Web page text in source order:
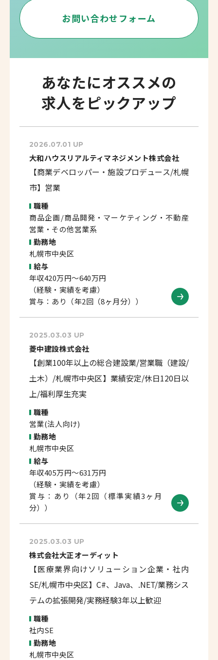
お問い合わせフォーム
あなたにオススメの
求人をピックアップ
2026.07.01 UP
大和ハウスリアルティマネジメント株式会社
【商業デベロッパー・施設プロデュース/札幌
市】営業
職種
商品企画/商品開発・マーケティング・不動産
営業・その他営業系
勤務地
札幌市中央区
給与
年収420万円～640万円
（経験・実績を考慮）
賞与：あり（年2回（8ヶ月分））
2025.03.03 UP
菱中建設株式会社
【創業100年以上の総合建設業/営業職（建設/
土木）/札幌市中央区】業績安定/休日120日以
上/福利厚生充実
職種
営業(法人向け)
勤務地
札幌市中央区
給与
年収405万円～631万円
（経験・実績を考慮）
賞与：あり（年2回（標準実績3ヶ月
分））
2025.03.03 UP
株式会社大正オーディット
【医療業界向けソリューション企業・社内
SE/札幌市中央区】C#、Java、.NET/業務シス
テムの拡張開発/実務経験3年以上歓迎
職種
社内SE
勤務地
札幌市中央区